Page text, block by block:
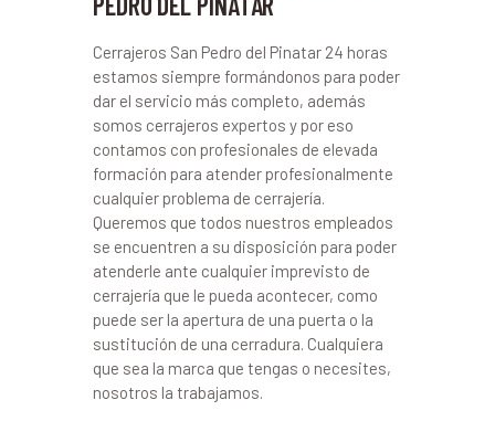
Cerrajeros San Pedro del Pinatar 24 horas
estamos siempre formándonos para poder
dar el servicio más completo, además
somos cerrajeros expertos y por eso
contamos con profesionales de elevada
formación para atender profesionalmente
cualquier problema de cerrajería.
Queremos que todos nuestros empleados
se encuentren a su disposición para poder
atenderle ante cualquier imprevisto de
cerrajería que le pueda acontecer, como
puede ser la apertura de una puerta o la
sustitución de una cerradura. Cualquiera
que sea la marca que tengas o necesites,
nosotros la trabajamos.